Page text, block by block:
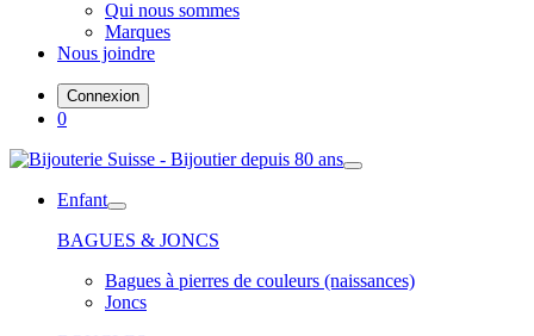
Qui nous sommes
Marques
Nous joindre
Connexion
0
Enfant
BAGUES & JONCS
Bagues à pierres de couleurs (naissances)
Joncs